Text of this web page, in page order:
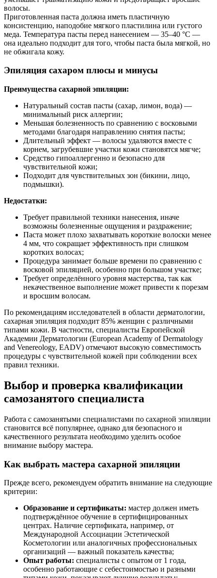
волосы.
Приготовленная паста должна иметь пластичную
консистенцию, наподобие мягкого пластилина или густого
меда. Температура пасты перед нанесением — 35–40 °С —
она идеально подходит для того, чтобы паста была мягкой, но
не обжигала кожу.
Эпиляция сахаром плюсы и минусы
Преимущества сахарной эпиляции:
Натуральный состав пасты (сахар, лимон, вода) —
минимальный риск аллергии;
Меньшая болезненность по сравнению с восковыми
методами благодаря направлению снятия пасты;
Длительный эффект — волосы удаляются вместе с
корнем, загрубевшие участки кожи становятся мягче;
Средство гипоаллергенно и безопасно для
чувствительной кожи;
Подходит для чувствительных зон (бикини, лицо,
подмышки).
Недостатки:
Требует правильной техники нанесения, иначе
возможны болезненные ощущения и раздражение;
Паста может плохо захватывать короткие волоски менее
4 мм, что сокращает эффективность при слишком
коротких волосах;
Процедура занимает больше времени по сравнению с
восковой эпиляцией, особенно при большом участке;
Требует определённого уровня мастерства, так как
некачественное выполнение может привести к порезам
и вросшим волосам.
По рекомендациям исследователей в области дерматологии,
сахарная эпиляция подходит 85% женщин с различными
типами кожи. В частности, специалисты Европейской
Академии Дерматологии (European Academy of Dermatology
and Venereology, EADV) отмечают высокую совместимость
процедуры с чувствительной кожей при соблюдении всех
правил техники.
Выбор и проверка квалификации
самозанятого специалиста
Работа с самозанятыми специалистами по сахарной эпиляции
становится всё популярнее, однако для безопасного и
качественного результата необходимо уделить особое
внимание выбору мастера.
Как выбрать мастера сахарной эпиляции
Прежде всего, рекомендуем обратить внимание на следующие
критерии:
Образование и сертификаты: мастер должен иметь
подтверждённое обучение в сертифицированных
центрах. Наличие сертификата, например, от
Международной Ассоциации Эстетической
Косметологии или аналогичных профессиональных
организаций — важный показатель качества;
Опыт работы: специалисты с опытом от 1 года,
особенно работающие с себестоимостью и разными